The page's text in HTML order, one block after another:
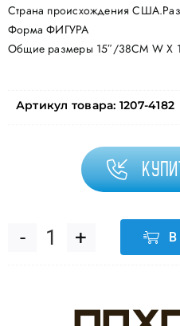
Страна происхождения
Форма ФИГУРА
Общие размеры 15″/38CM W X
Артикул товара: 1207-4182
Количество